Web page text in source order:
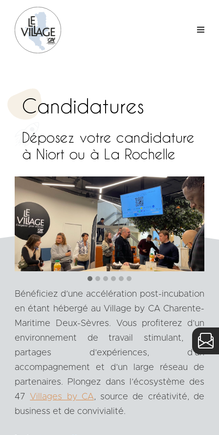
content
Candidatures
Déposez votre candidature
à Niort ou à La Rochelle
Bénéficiez d’une accélération post-incubation
en étant hébergé au Village by CA Charente-
Maritime Deux-Sèvres. Vous profiterez d’un
environnement de travail stimulant, de
partages d’expériences, d’un
accompagnement et d’un large réseau de
partenaires. Plongez dans l’écosystème des
47 Villages by CA, source de créativité, de
business et de convivialité.